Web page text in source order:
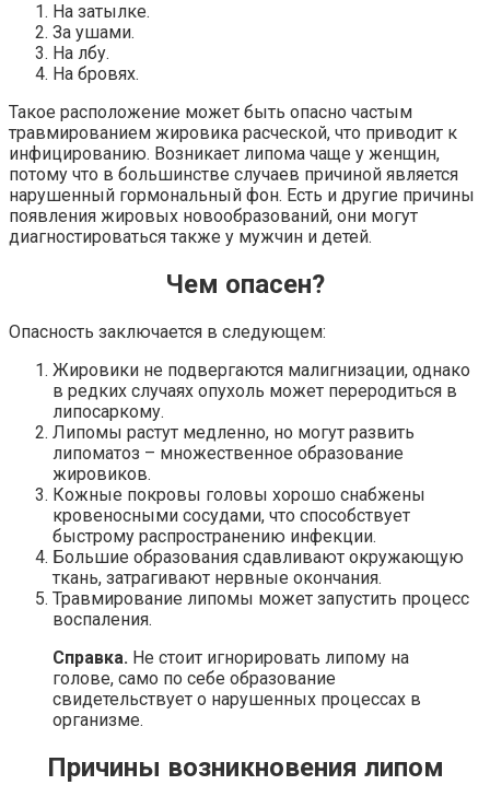
На затылке.
За ушами.
На лбу.
На бровях.
Такое расположение может быть опасно частым
травмированием жировика расческой, что приводит к
инфицированию. Возникает липома чаще у женщин,
потому что в большинстве случаев причиной является
нарушенный гормональный фон. Есть и другие причины
появления жировых новообразований, они могут
диагностироваться также у мужчин и детей.
Чем опасен?
Опасность заключается в следующем:
Жировики не подвергаются малигнизации, однако
в редких случаях опухоль может переродиться в
липосаркому.
Липомы растут медленно, но могут развить
липоматоз – множественное образование
жировиков.
Кожные покровы головы хорошо снабжены
кровеносными сосудами, что способствует
быстрому распространению инфекции.
Большие образования сдавливают окружающую
ткань, затрагивают нервные окончания.
Травмирование липомы может запустить процесс
воспаления.
Справка. Не стоит игнорировать липому на
голове, само по себе образование
свидетельствует о нарушенных процессах в
организме.
Причины возникновения липом